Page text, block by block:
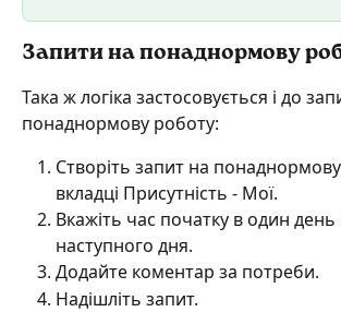
Запити на понаднормову
Така ж логіка застосовується і до
понаднормову роботу:
Створіть запит на
вкладці Присутність - Мої.
Вкажіть час початку в один
наступного дня.
Додайте коментар за потреби.
Надішліть запит.